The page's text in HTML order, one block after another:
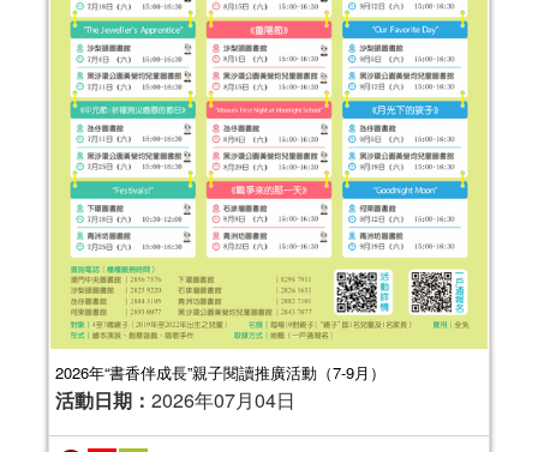
2026年“書香伴成長”親子閱讀推廣活動（7-9月）
活動日期： 2026年07月04日